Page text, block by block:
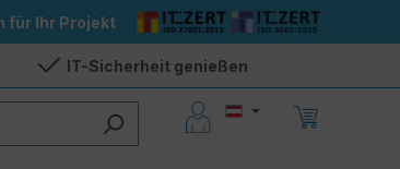
für Ihr Projekt
IT-Sicherheit genießen